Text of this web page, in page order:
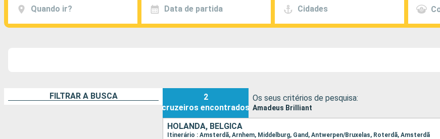
Quando ir? Data de partida Cidades
FILTRAR A BUSCA
2
cruzeiros encontrados
Os seus critérios de pesquisa:
Amadeus Brilliant
HOLANDA, BÉLGICA
Itinerário : Amsterdã, Arnhem, Middelburg, Gand, Antwerpen/Bruxelas, Roterdã, Amsterdã